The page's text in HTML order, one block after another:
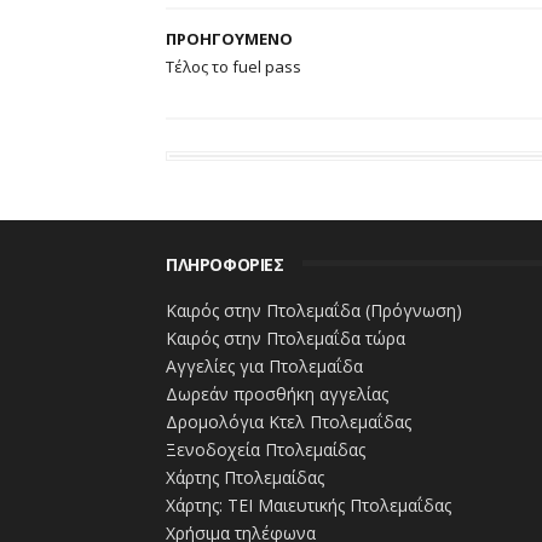
εκατομμύριο νοικοκυριά, με
των οικογενειών με τέκνα.
εκατομμύρια δικαιούχους, δηλαδή το
- Αυξάνονται, ακόμα, τα εισοδηματικά
επιστρέφεται σε περισσότερους. Έτσι,
στηρίζονται συνολικά πάνω από 1
#ΡΥΘΜΙΣΗ_ΟΦΕΙΛΩΝ
ΠΡΟΗΓΟΥΜΕΝΟ
Τέλος το fuel pass
ΠΛΗΡΟΦΟΡΙΕΣ
Καιρός στην Πτολεμαΐδα (Πρόγνωση)
Καιρός στην Πτολεμαΐδα τώρα
Αγγελίες για Πτολεμαΐδα
Δωρεάν προσθήκη αγγελίας
Δρομολόγια Κτελ Πτολεμαΐδας
Ξενοδοχεία Πτολεμαίδας
Χάρτης Πτολεμαίδας
Χάρτης: ΤΕΙ Μαιευτικής Πτολεμαΐδας
Χρήσιμα τηλέφωνα